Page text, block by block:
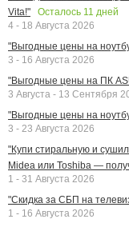
Vita!"
Осталось 11 дней
4 - 18 Августа 2026
"Выгодные цены на
3 - 16 Августа 2026
"Выгодные цены на ПК
3 Августа - 13 Сентября
"Выгодные цены на
3 - 23 Августа 2026
"Купи стиральную и
Midea или Toshiba —
1 - 31 Августа 2026
"Скидка за СБП на
1 - 16 Августа 2026